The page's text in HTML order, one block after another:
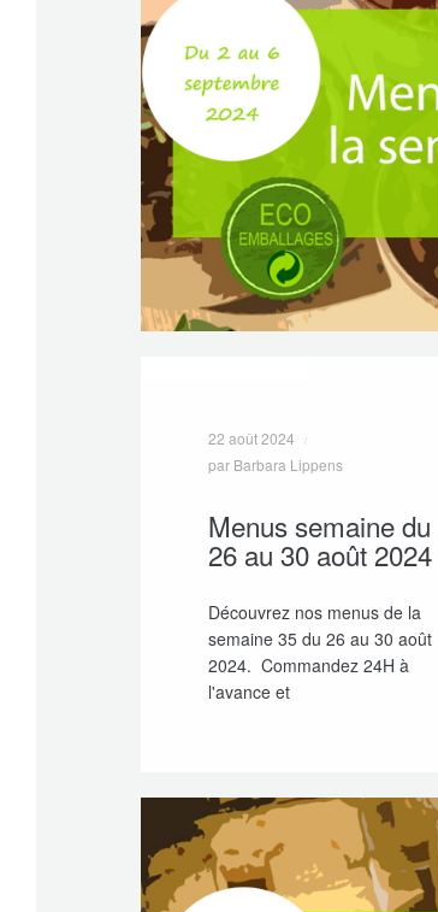
22 août 2024
par Barbara Lippens
Menus semaine du
26 au 30 août 2024
Découvrez nos menus de la
semaine 35 du 26 au 30 août
2024. Commandez 24H à
l'avance et